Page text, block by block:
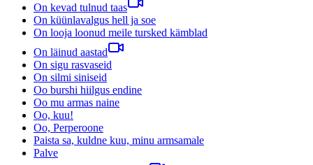
On kevad tulnud taas
On küünlavalgus hell ja soe
On looja loonud meile tursked kämblad
On läinud aastad
On sigu rasvaseid
On silmi siniseid
Oo burshi hiilgus endine
Oo mu armas naine
Oo, kuu!
Oo, Perperoone
Paista sa, kuldne kuu, minu armsamale
Palve